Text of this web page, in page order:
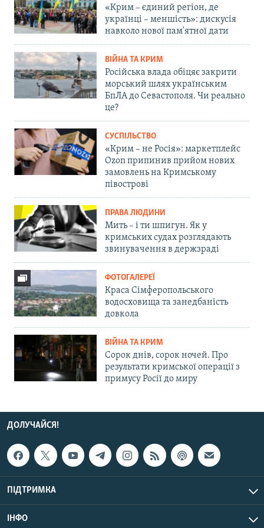
«Крим – єдиний регіон, де
українці – меншість»: дискусія
навколо нової пам'ятної дати
ВІЙНА ТА КРИМ
Російська влада обіцяє закрити
морський шлях українським
БпЛА до Севастополя. Чи реально
це?
СУСПІЛЬСТВО
«Крим – не Росія»: маркетплейс
Ozon припинив прийом нових
замовлень на Кримському
півострові
ПРАВА ЛЮДИНИ
Мить – і ти шпигун. Як у
кримських судах розглядають
звинувачення в держзраді
ФОТОГАЛЕРЕЇ
Краса Сімферопольського
водосховища та занедбаність
довкола
ВІЙНА ТА КРИМ
Сорок днів, сорок ночей. Про
результати кримської операції з
примусу Росії до миру
ДОЛУЧАЙСЯ!
ПІДТРИМКА
ІНФО